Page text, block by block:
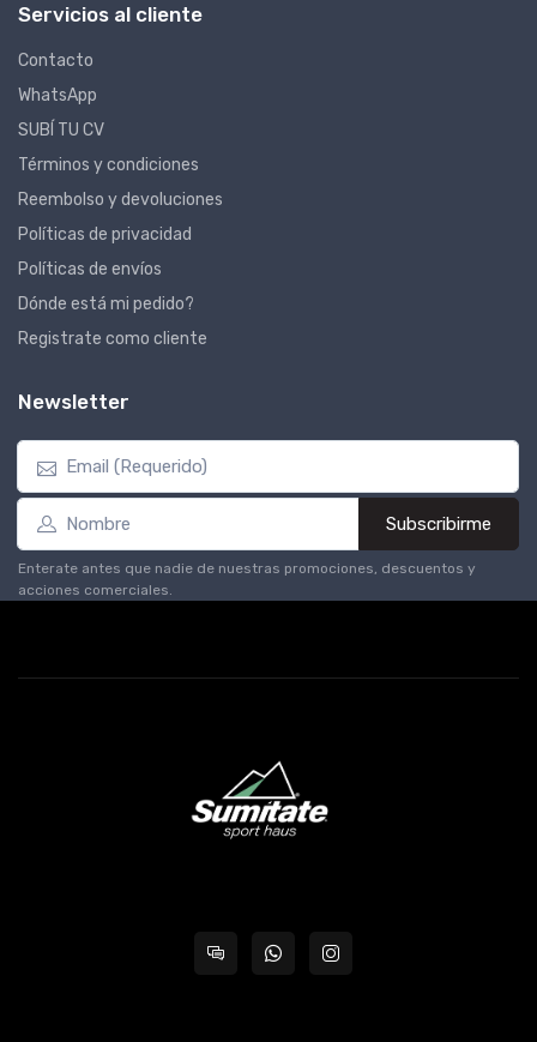
Servicios al cliente
Contacto
WhatsApp
SUBÍ TU CV
Términos y condiciones
Reembolso y devoluciones
Políticas de privacidad
Políticas de envíos
Dónde está mi pedido?
Registrate como cliente
Newsletter
Subscribirme
Enterate antes que nadie de nuestras promociones, descuentos y
acciones comerciales.